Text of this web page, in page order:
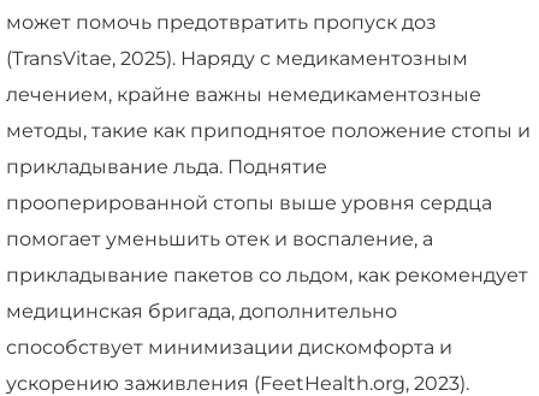
может помочь предотвратить пропуск доз
(TransVitae, 2025). Наряду с медикаментозным
лечением, крайне важны немедикаментозные
методы, такие как приподнятое положение стопы и
прикладывание льда. Поднятие
прооперированной стопы выше уровня сердца
помогает уменьшить отек и воспаление, а
прикладывание пакетов со льдом, как рекомендует
медицинская бригада, дополнительно
способствует минимизации дискомфорта и
ускорению заживления (FeetHealth.org, 2023).